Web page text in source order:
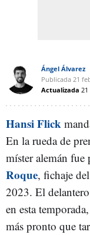
Ángel Álvarez
Publicada 21
Actualizada
Hansi Flick
En la rueda de
míster alemán
Roque, fichaje
2023. El
en esta
más pronto que